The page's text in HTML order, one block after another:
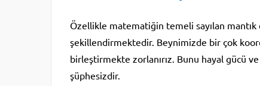
Özellikle matematiğin temeli sayılan
şekillendirmektedir. Beynimizde bir çok
birleştirmekte zorlanırız. Bunu hayal gücü
şüphesizdir.